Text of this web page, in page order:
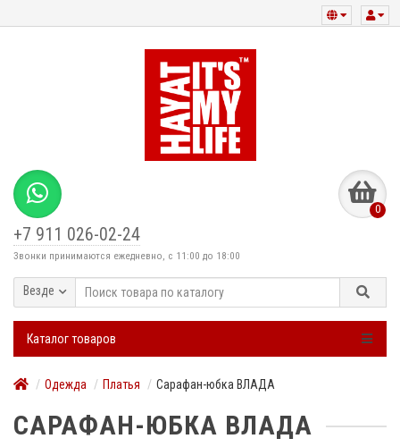
+7 911 026-02-24
Звонки принимаются ежедневно, с 11:00 до 18:00
0
Везде
Каталог товаров
Одежда Платья Сарафан-юбка ВЛАДА
САРАФАН-ЮБКА ВЛАДА